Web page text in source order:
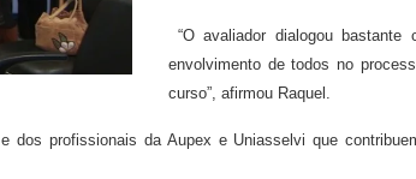
“O avaliador dialogou
envolvimento de todos no
curso”, afirmou Raquel.
dos profissionais da Aupex e Uniasselvi que